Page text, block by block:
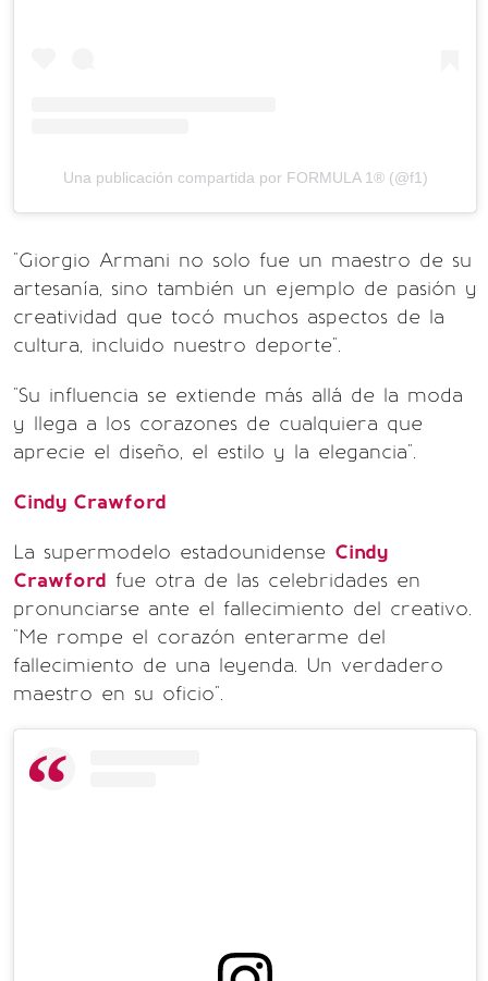
Una publicación compartida por FORMULA 1® (@f1)
"Giorgio Armani no solo fue un maestro de su
artesanía, sino también un ejemplo de pasión y
creatividad que tocó muchos aspectos de la
cultura, incluido nuestro deporte".
"Su influencia se extiende más allá de la moda
y llega a los corazones de cualquiera que
aprecie el diseño, el estilo y la elegancia".
Cindy Crawford
La supermodelo estadounidense Cindy
Crawford fue otra de las celebridades en
pronunciarse ante el fallecimiento del creativo.
"Me rompe el corazón enterarme del
fallecimiento de una leyenda. Un verdadero
maestro en su oficio".